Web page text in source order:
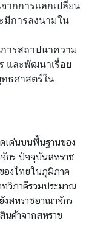
ากการแลกเปลี่ยน
มีการลงนามใน
การสถาปนาความ
และพัฒนาเรื่อย
ธศาสตร์ใน
เด่นบนพื้นฐานของ
กร ปัจจุบันสหราช
งไทยในภูมิภาค
วิภาคีรวมประมาณ
สหราชอาณาจักร
นค้าจากสหราช